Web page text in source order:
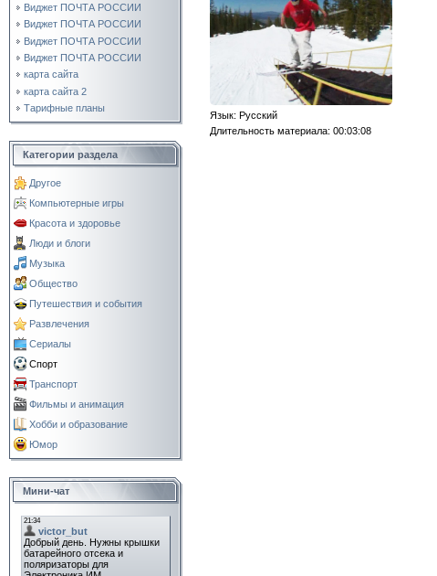
Виджет ПОЧТА РОССИИ
Виджет ПОЧТА РОССИИ
Виджет ПОЧТА РОССИИ
Виджет ПОЧТА РОССИИ
карта сайта
карта сайта 2
Тарифные планы
Категории раздела
Другое
Компьютерные игры
Красота и здоровье
Люди и блоги
Музыка
Общество
Путешествия и события
Развлечения
Сериалы
Спорт
Транспорт
Фильмы и анимация
Хобби и образование
Юмор
Мини-чат
Язык: Русский
Длительность материала: 00:03:08